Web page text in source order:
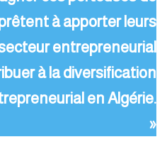
à apporter leurs
entrepreneurial
à la diversification
en Algérie.
»